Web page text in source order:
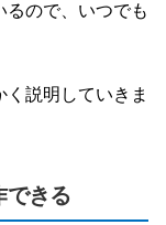
るので、いつでも
説明していきま
できる